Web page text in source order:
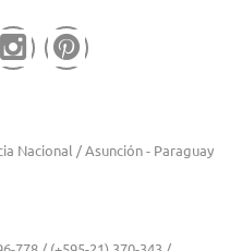
Nacional / Asunción - Paraguay